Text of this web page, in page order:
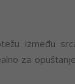
između
za